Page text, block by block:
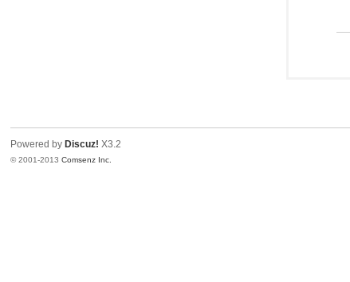
Powered by Discuz! X3.2
© 2001-2013Comsenz Inc.